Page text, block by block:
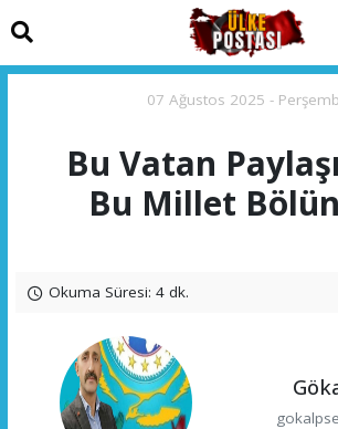
07 Ağustos 2025 -
Bu Vatan
Bu Millet
Okuma Süresi: 4 dk.